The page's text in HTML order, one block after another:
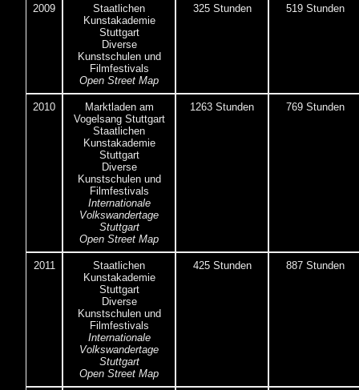
2009
Staatlichen
Kunstakademie
Stuttgart
Diverse
Kunstschulen und
Filmfestivals
Open Street Map
325 Stunden 519 Stunden
2010
Marktladen am
Vogelsang Stuttgart
Staatlichen
Kunstakademie
Stuttgart
Diverse
Kunstschulen und
Filmfestivals
Internationale
Volkswandertage
Stuttgart
Open Street Map
1263 Stunden 769 Stunden
2011
Staatlichen
Kunstakademie
Stuttgart
Diverse
Kunstschulen und
Filmfestivals
Internationale
Volkswandertage
Stuttgart
Open Street Map
425 Stunden 887 Stunden